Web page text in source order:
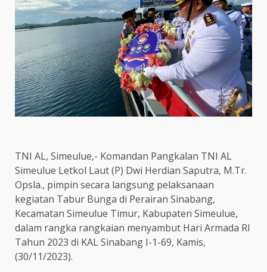
TNI AL, Simeulue,- Komandan Pangkalan TNI AL
Simeulue Letkol Laut (P) Dwi Herdian Saputra, M.Tr.
Opsla., pimpin secara langsung pelaksanaan
kegiatan Tabur Bunga di Perairan Sinabang,
Kecamatan Simeulue Timur, Kabupaten Simeulue,
dalam rangka rangkaian menyambut Hari Armada RI
Tahun 2023 di KAL Sinabang I-1-69, Kamis,
(30/11/2023).